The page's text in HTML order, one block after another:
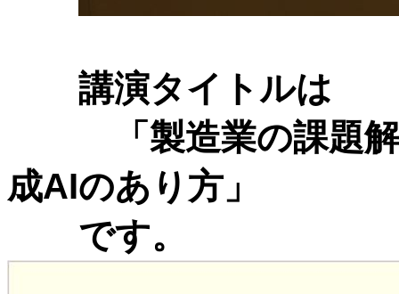
講演タイトルは
「製造業の課題解
成AIのあり方」
です。